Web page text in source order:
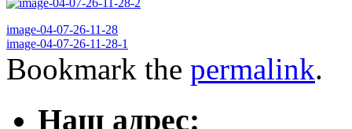
image-04-07-26-11-28
image-04-07-26-11-28-1
Bookmark the permalink.
Наш адрес: